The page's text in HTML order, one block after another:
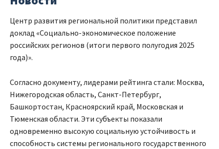
Центр развития региональной политики представил
доклад «Социально-экономическое положение
российских регионов (итоги первого полугодия 2025
года)».
Согласно документу, лидерами рейтинга стали: Москва,
Нижегородская область, Санкт-Петербург,
Башкортостан, Красноярский край, Московская и
Тюменская области. Эти субъекты показали
одновременно высокую социальную устойчивость и
способность системы регионального государственного